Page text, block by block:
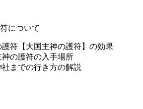
について
護符【大国主神の護符】の効果
神の護符の入手場所
までの行き方の解説